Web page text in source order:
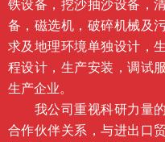
铁设备，挖沙抽沙设备，
备，磁选机，破碎机械及
求及地理环境单独设计，
程设计，生产安装，调试
生产企业。
我公司重视科研力量的
合作伙伴关系，与进出口